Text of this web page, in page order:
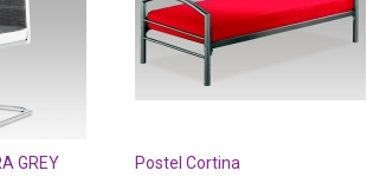
GREY Postel Cortina